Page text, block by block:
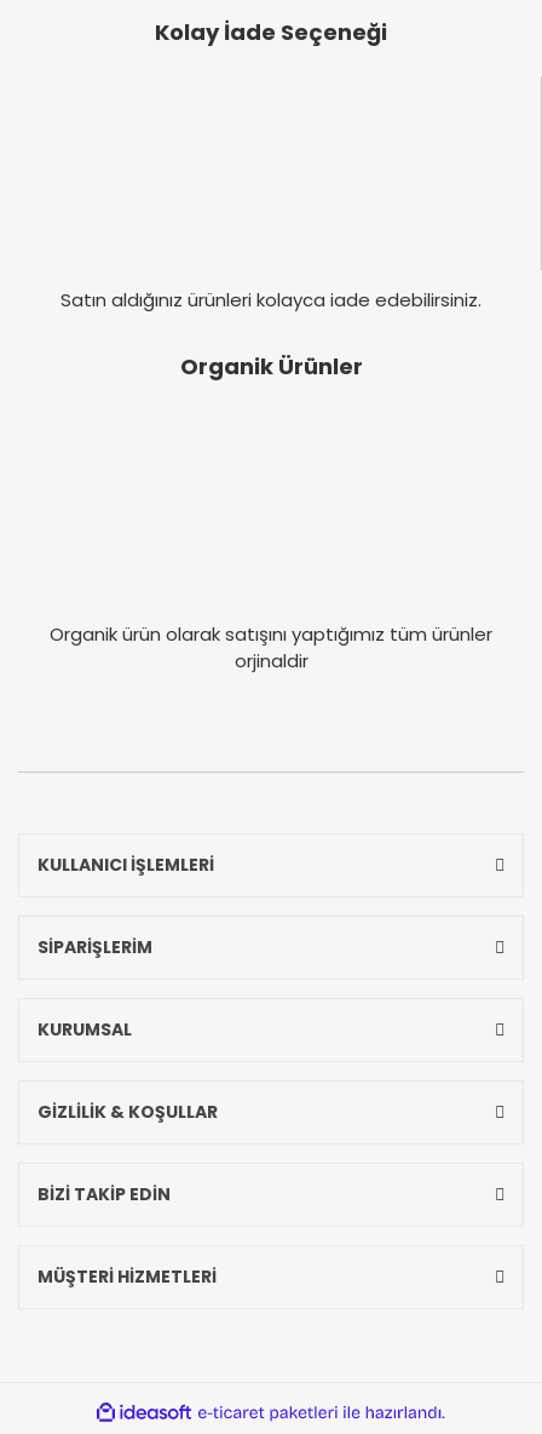
Kolay İade Seçeneği
Satın aldığınız ürünleri kolayca iade edebilirsiniz.
Organik Ürünler
Organik ürün olarak satışını yaptığımız tüm ürünler
orjinaldir
KULLANICI İŞLEMLERİ
SİPARİŞLERİM
KURUMSAL
GİZLİLİK & KOŞULLAR
BİZİ TAKİP EDİN
MÜŞTERİ HİZMETLERİ
ideasoft
e-